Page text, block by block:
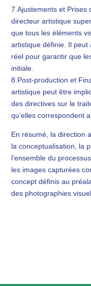
7.Ajustements et Prises
directeur artistique
que tous les éléments
artistique définie. Il
réel pour garantir que
initiale.
8.Post-production et
artistique peut être
des directives sur le
qu’elles correspondent
En résumé, la direction
la conceptualisation, la
l’ensemble du
les images capturées
concept définis au
des photographies